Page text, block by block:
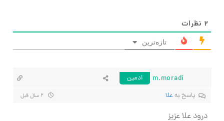
۲ نظرات
تازه‌ترین
m.moradi
ادمین
پاسخ بهعلا
درود علا عزیز